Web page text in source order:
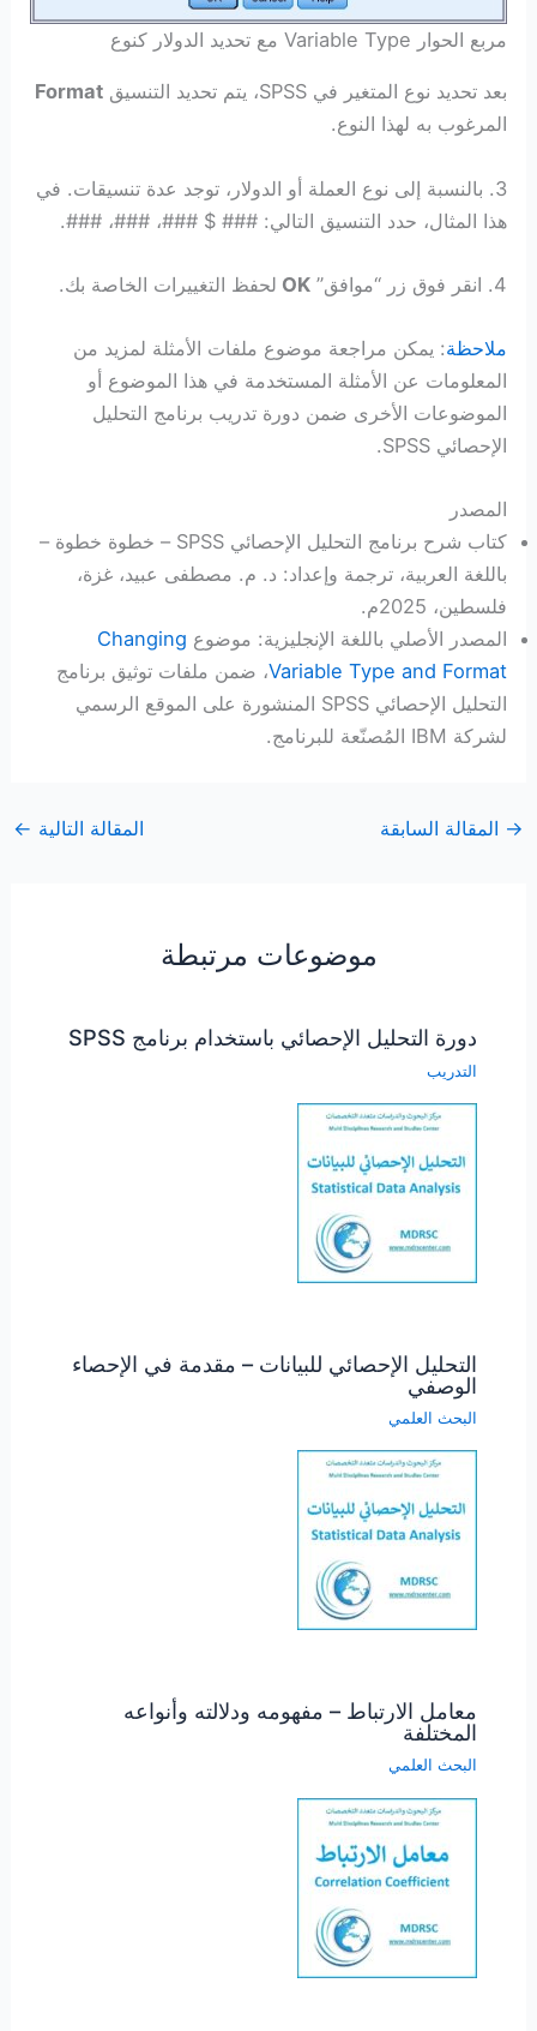
مربع الحوار Variable Type مع تحديد الدولار كنوع
بعد تحديد نوع المتغير في SPSS، يتم تحديد التنسيق
Format
المرغوب به لهذا النوع.
3. بالنسبة إلى نوع العملة أو الدولار، توجد عدة تنسيقات. في
هذا المثال، حدد التنسيق التالي: ### $ ###، ###، ###.
4. انقر فوق زر “موافق” OK لحفظ التغييرات الخاصة بك.
ملاحظة: يمكن مراجعة موضوع ملفات الأمثلة لمزيد من
المعلومات عن الأمثلة المستخدمة في هذا الموضوع أو
الموضوعات الأخرى ضمن دورة تدريب برنامج التحليل
الإحصائي SPSS.
المصدر
كتاب شرح برنامج التحليل الإحصائي SPSS – خطوة خطوة –
باللغة العربية، ترجمة وإعداد: د. م. مصطفى عبيد، غزة،
فلسطين، 2025م.
المصدر الأصلي باللغة الإنجليزية: موضوع Changing
Variable Type and Format، ضمن ملفات توثيق برنامج
التحليل الإحصائي SPSS المنشورة على الموقع الرسمي
لشركة IBM المُصنّعة للبرنامج.
→ المقالة السابقة المقالة التالية ←
موضوعات مرتبطة
دورة التحليل الإحصائي باستخدام برنامج SPSS
التدريب
التحليل الإحصائي للبيانات – مقدمة في الإحصاء
الوصفي
البحث العلمي
معامل الارتباط – مفهومه ودلالته وأنواعه
المختلفة
البحث العلمي